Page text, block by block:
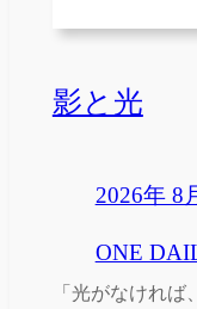
影と光
2026年 8
ONE
「光がなけれ